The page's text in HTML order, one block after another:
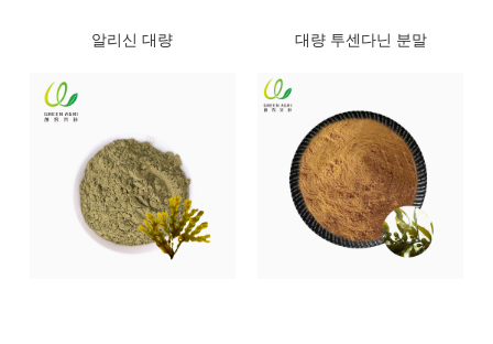
알리신 대량 대량 투센다닌 분말